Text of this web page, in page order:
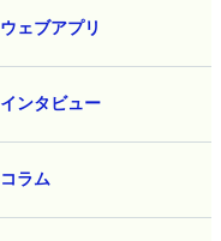
ウェブアプリ
インタビュー
コラム